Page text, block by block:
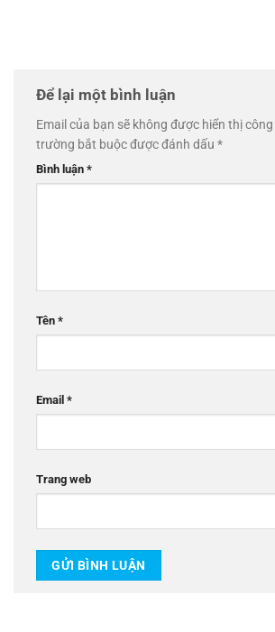
Để lại một bình luận
Email của bạn sẽ không được hiển thị công
trường bắt buộc được đánh dấu *
Bình luận *
Tên *
Email *
Trang web